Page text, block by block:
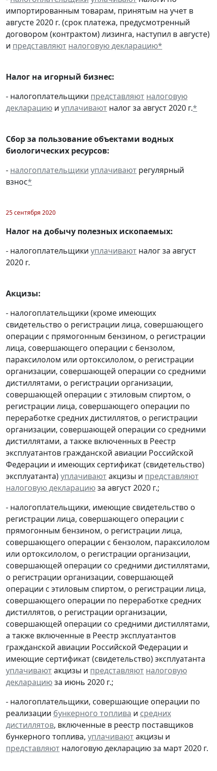
импортированным товарам, принятым на учет в
августе 2020 г. (срок платежа, предусмотренный
договором (контрактом) лизинга, наступил в августе)
и представляют налоговую декларацию*
Налог на игорный бизнес:
- налогоплательщики представляют налоговую
декларацию и уплачивают налог за август 2020 г.*
Сбор за пользование объектами водных
биологических ресурсов:
- налогоплательщики уплачивают регулярный
взнос*
25 сентября 2020
Налог на добычу полезных ископаемых:
- налогоплательщики уплачивают налог за август
2020 г.
Акцизы:
- налогоплательщики (кроме имеющих
свидетельство о регистрации лица, совершающего
операции с прямогонным бензином, о регистрации
лица, совершающего операции с бензолом,
параксилолом или ортоксилолом, о регистрации
организации, совершающей операции со средними
дистиллятами, о регистрации организации,
совершающей операции с этиловым спиртом, о
регистрации лица, совершающего операции по
переработке средних дистиллятов, о регистрации
организации, совершающей операции со средними
дистиллятами, а также включенных в Реестр
эксплуатантов гражданской авиации Российской
Федерации и имеющих сертификат (свидетельство)
эксплуатанта)уплачиваютакцизы и представляют
налоговую декларациюза август 2020 г.;
- налогоплательщики, имеющие свидетельство о
регистрации лица, совершающего операции с
прямогонным бензином, о регистрации лица,
совершающего операции с бензолом, параксилолом
или ортоксилолом, о регистрации организации,
совершающей операции со средними дистиллятами,
о регистрации организации, совершающей
операции с этиловым спиртом, о регистрации лица,
совершающего операции по переработке средних
дистиллятов, о регистрации организации,
совершающей операции со средними дистиллятами,
а также включенные в Реестр эксплуатантов
гражданской авиации Российской Федерации и
имеющие сертификат (свидетельство) эксплуатанта
уплачиваютакцизы и представляют налоговую
декларациюза июнь 2020 г.;
- налогоплательщики, совершающие операции по
реализации бункерного топлива и средних
дистиллятов, включенные в реестр поставщиков
бункерного топлива, уплачиваютакцизы и
представляют налоговую декларацию за март 2020 г.